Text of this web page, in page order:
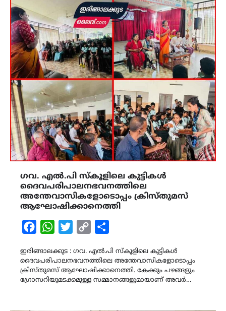
ഗവ. എൽ.പി സ്കൂളിലെ കുട്ടികൾ
ദൈവപരിപാലനഭവനത്തിലെ
അന്തേവാസികളോടൊപ്പം ക്രിസ്തുമസ്
ആഘോഷിക്കാനെത്തി
FacebookWhatsAppTwitterCopy
ഇരിങ്ങാലക്കുട : ഗവ. എൽ.പി സ്കൂളിലെ കുട്ടികൾ
ദൈവപരിപാലനഭവനത്തിലെ അന്തേവാസികളോടൊപ്പം
ക്രിസ്തുമസ് ആഘോഷിക്കാനെത്തി. കേക്കും പഴങ്ങളും
ഗ്രോസറിയുമടക്കമുള്ള സമ്മാനങ്ങളുമായാണ് അവർ…